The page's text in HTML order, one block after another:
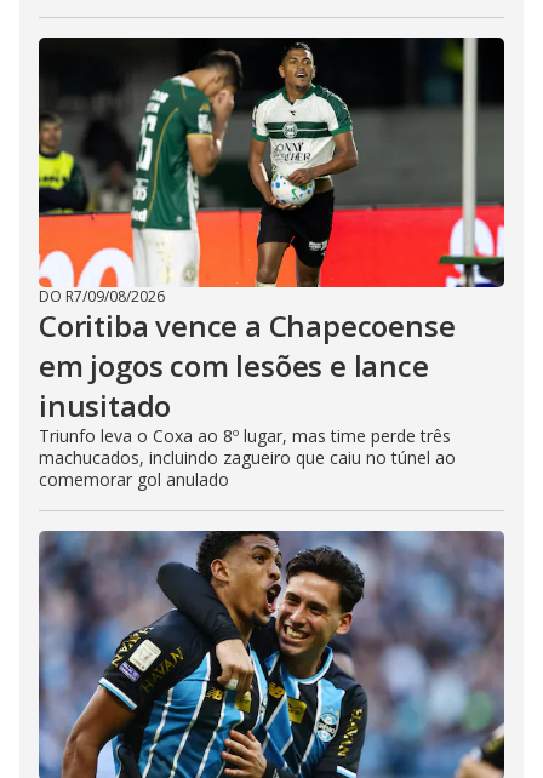
DO R7/09/08/2026
Coritiba vence a Chapecoense
em jogos com lesões e lance
inusitado
Triunfo leva o Coxa ao 8º lugar, mas time perde três
machucados, incluindo zagueiro que caiu no túnel ao
comemorar gol anulado